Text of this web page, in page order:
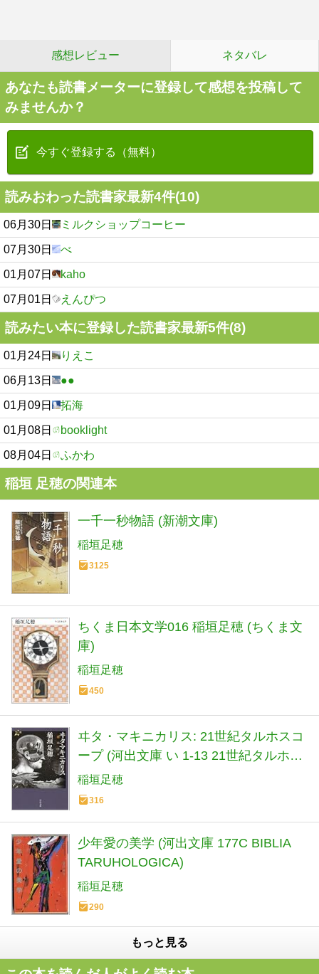
感想レビュー ネタバレ
あなたも読書メーターに登録して感想を投稿して
みませんか？
今すぐ登録する（無料）
読みおわった読書家最新4件(10)
06月30日 ミルクショップコーヒー
07月30日 べ
01月07日 kaho
07月01日 えんぴつ
読みたい本に登録した読書家最新5件(8)
01月24日 りえこ
06月13日 ●●
01月09日 拓海
01月08日 booklight
08月04日 ふかわ
稲垣 足穂の関連本
一千一秒物語 (新潮文庫)
稲垣足穂
3125
ちくま日本文学016 稲垣足穂 (ちくま文
庫)
稲垣足穂
450
ヰタ・マキニカリス: 21世紀タルホスコ
ープ (河出文庫 い 1-13 21世紀タルホス
コープ)
稲垣足穂
316
少年愛の美学 (河出文庫 177C BIBLIA
TARUHOLOGICA)
稲垣足穂
290
もっと見る